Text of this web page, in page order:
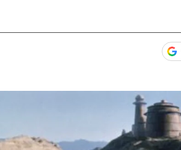
Sociales